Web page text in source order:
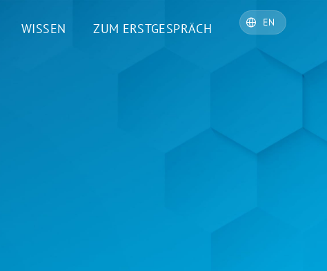
WISSEN ZUM ERSTGESPRÄCH